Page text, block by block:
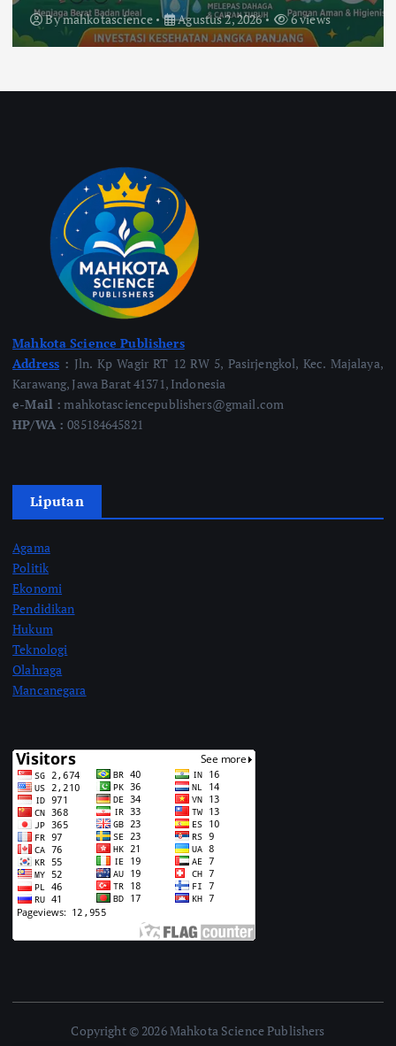
Bymahkotascience Agustus 2, 2026 6 views
Mahkota Science Publishers
Address : Jln. Kp Wagir RT 12 RW 5, Pasirjengkol, Kec. Majalaya,
Karawang, Jawa Barat 41371, Indonesia
e-Mail : mahkotasciencepublishers@gmail.com
HP/WA :085184645821
Liputan
Agama
Politik
Ekonomi
Pendidikan
Hukum
Teknologi
Olahraga
Mancanegara
Copyright © 2026 Mahkota Science Publishers